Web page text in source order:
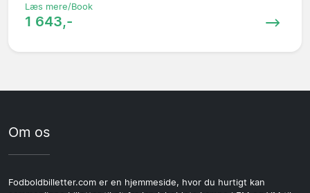
Læs mere/Book
1 643,-
Om os
Fodboldbilletter.com er en hjemmeside, hvor du hurtigt kan